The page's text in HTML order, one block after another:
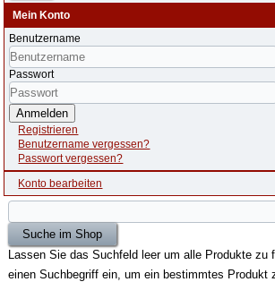
Mein Konto
Benutzername
Passwort
Anmelden
Registrieren
Benutzername vergessen?
Passwort vergessen?
Konto bearbeiten
Lassen Sie das Suchfeld leer um alle Produkte zu
einen Suchbegriff ein, um ein bestimmtes Produkt